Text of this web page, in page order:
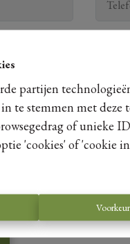
partijen
te stemmen met deze
of unieke
'cookies' of 'cookie
privacy statement